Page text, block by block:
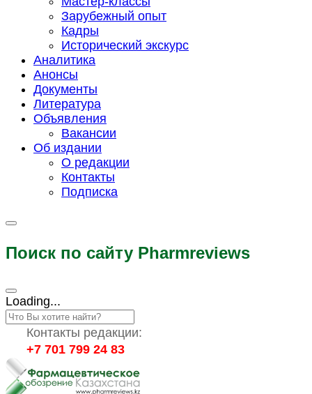
Зарубежный опыт
Кадры
Исторический экскурс
Аналитика
Анонсы
Документы
Литература
Объявления
Вакансии
Об издании
О редакции
Контакты
Подписка
Поиск по сайту Pharmreviews
Loading...
Контакты редакции:
+7 701 799 24 83